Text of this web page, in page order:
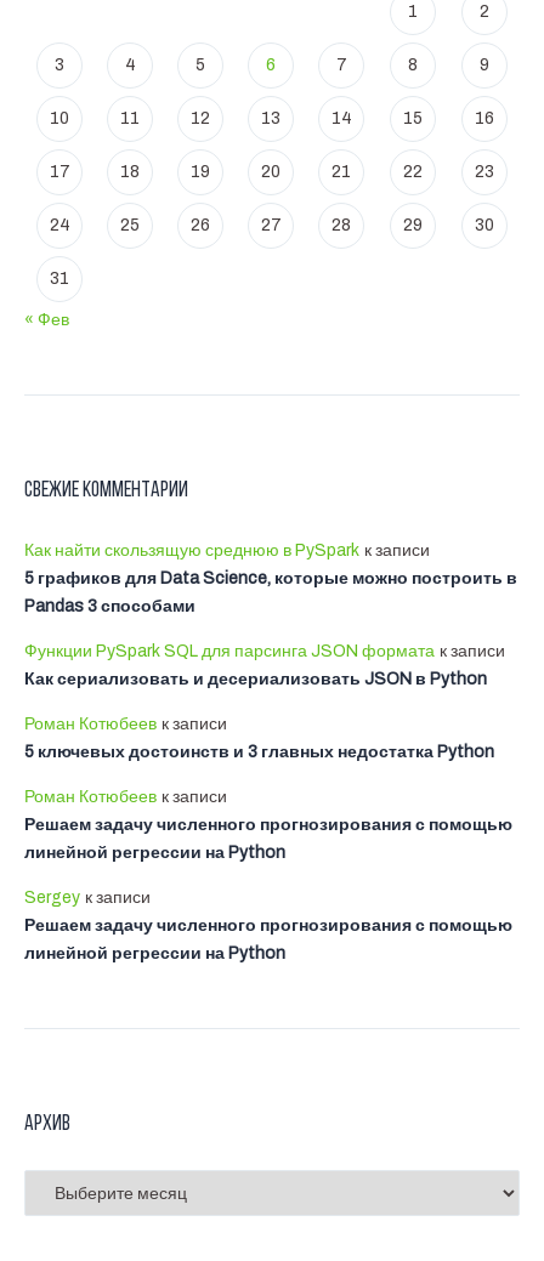
1 2
3 4 5 6 7 8 9
10 11 12 13 14 15 16
17 18 19 20 21 22 23
24 25 26 27 28 29 30
31
« Фев
Свежие комментарии
Как найти скользящую среднюю в PySpark к записи
5 графиков для Data Science, которые можно построить в
Pandas 3 способами
Функции PySpark SQL для парсинга JSON формата к записи
Как сериализовать и десериализовать JSON в Python
Роман Котюбеев к записи
5 ключевых достоинств и 3 главных недостатка Python
Роман Котюбеев к записи
Решаем задачу численного прогнозирования с помощью
линейной регрессии на Python
Sergey к записи
Решаем задачу численного прогнозирования с помощью
линейной регрессии на Python
Архив